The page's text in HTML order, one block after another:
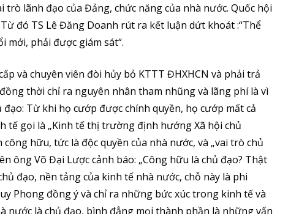
lãnh đạo của Đảng, chức năng của nhà nước. Quốc hội
đó TS Lê Đăng Doanh rút ra kết luận dứt khoát :“Thể
mới, phải được giám sát“.
và chuyên viên đòi hủy bỏ KTTT ĐHXHCN và phải trả
thời chỉ ra nguyên nhân tham nhũng và lãng phí là vì
Từ khi họ cướp được chính quyền, họ cướp mất cả
tế gọi là „Kinh tế thị trường định hướng Xã hội chủ
hữu, tức là độc quyền của nhà nước, và „vai trò chủ
ông Võ Đại Lược cảnh báo: „Công hữu là chủ đạo? Thật
đạo, nền tảng của kinh tế nhà nước, chỗ này là phi
Phong đồng ý và chỉ ra những bức xúc trong kinh tế và
nước là chủ đạo, bình đẳng mọi thành phần là những vấn